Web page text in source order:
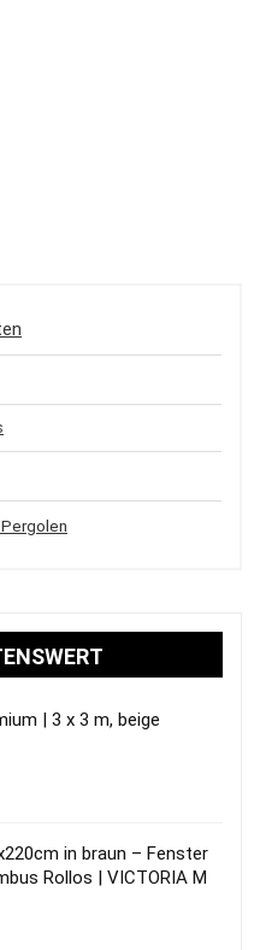
| 3 x 3 m, beige
in braun – Fenster
Rollos | VICTORIA M